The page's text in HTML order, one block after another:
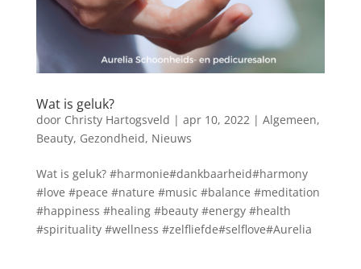
Wat is geluk?
door Christy Hartogsveld | apr 10, 2022 | Algemeen,
Beauty, Gezondheid, Nieuws
Wat is geluk? #harmonie#dankbaarheid#harmony
#love #peace #nature #music #balance #meditation
#happiness #healing #beauty #energy #health
#spirituality #wellness #zelfliefde#selflove#Aurelia